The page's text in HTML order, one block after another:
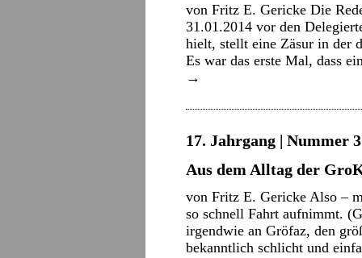
von Fritz E. Gericke Die
31.01.2014 vor den
hielt, stellt eine Zäsur in der
Es war das erste Mal, dass
→
17. Jahrgang | Nummer
Aus dem Alltag der
von Fritz E. Gericke Also –
so schnell Fahrt aufnimmt.
irgendwie an Gröfaz, den
bekanntlich schlicht und